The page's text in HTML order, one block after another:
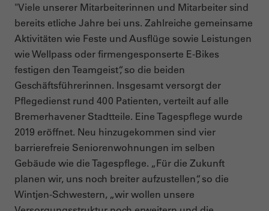
"Viele unserer Mitarbeiterinnen und Mitarbeiter sind
bereits etliche Jahre bei uns. Zahlreiche gemeinsame
Aktivitäten wie Feste und Ausflüge sowie Leistungen
wie Wellpass oder firmengesponserte E-Bikes
festigen den Teamgeist“, so die beiden
Geschäftsführerinnen. Insgesamt versorgt der
Pflegedienst rund 400 Patienten, verteilt auf alle
Bremerhavener Stadtteile. Eine Tagespflege wurde
2019 eröffnet. Neu hinzugekommen sind vier
barrierefreie Seniorenwohnungen im selben
Gebäude wie die Tagespflege. „Für die Zukunft
planen wir, uns noch breiter aufzustellen“, so die
Wintjen-Schwestern, „wir wollen unsere